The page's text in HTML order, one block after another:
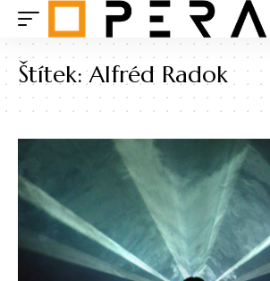
Štítek:Alfréd Radok